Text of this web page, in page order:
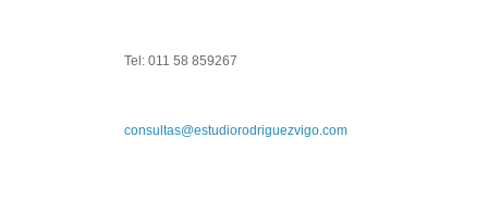
Tel: 011 58 859267
consultas@estudiorodriguezvigo.com